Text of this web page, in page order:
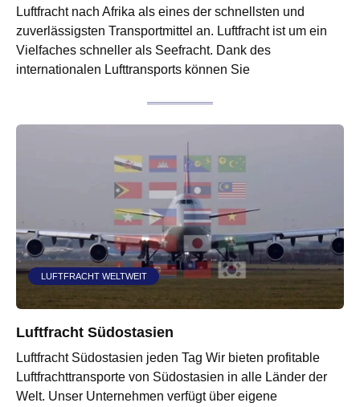
Luftfracht nach Afrika als eines der schnellsten und
zuverlässigsten Transportmittel an. Luftfracht ist um ein
Vielfaches schneller als Seefracht. Dank des
internationalen Lufttransports können Sie
LUFTFRACHT WELTWEIT
Luftfracht Südostasien
Luftfracht Südostasien jeden Tag Wir bieten profitable
Luftfrachttransporte von Südostasien in alle Länder der
Welt. Unser Unternehmen verfügt über eigene